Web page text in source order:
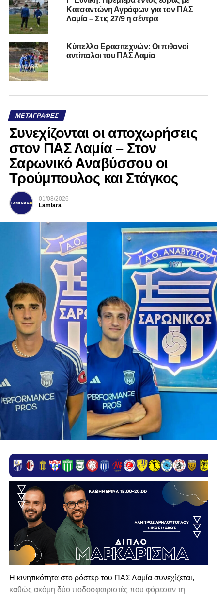
Κατσαντώνη Αγράφων για τον ΠΑΣ
Λαμία – Στις 27/9 η σέντρα
Κύπελλο Ερασιτεχνών: Οι πιθανοί
αντίπαλοι του ΠΑΣ Λαμία
ΜΕΤΑΓΡΑΦΈΣ
Συνεχίζονται οι αποχωρήσεις
στον ΠΑΣ Λαμία – Στον
Σαρωνικό Αναβύσσου οι
Τρούμπουλος και Στάγκος
01/08/2026
Lamiara
Η κινητικότητα στο ρόστερ του ΠΑΣ Λαμία συνεχίζεται,
καθώς ακόμη δύο ποδοσφαιριστές που φόρεσαν τη